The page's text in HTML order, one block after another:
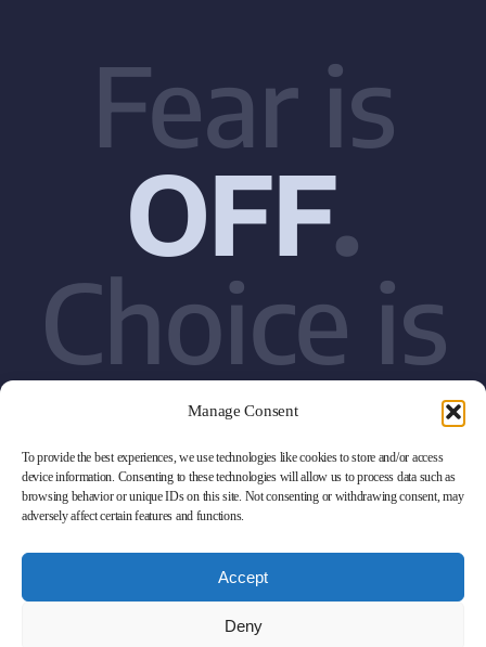
Manage Consent
To provide the best experiences, we use technologies like cookies to store and/or access
device information. Consenting to these technologies will allow us to process data such as
browsing behavior or unique IDs on this site. Not consenting or withdrawing consent, may
adversely affect certain features and functions.
Accept
Deny
Fear is
OFF.
Choice is
ON